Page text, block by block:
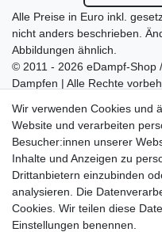
Alle Preise in Euro inkl.
nicht anders beschrieben.
Abbildungen ähnlich.
© 2011 - 2026 eDampf-Shop
Dampfen | Alle Rechte
mit vielen spannenden
Bitte entschuldigen Sie,
betrieblicher
Schreiben Sie uns gerne
und der
Wir rufen Sie
Wir verwenden Cookies und
Website und verarbeiten
Besucher:innen unserer
Inhalte und Anzeigen zu
Drittanbietern einzubinden
analysieren. Die
Cookies. Wir teilen diese
Einstellungen benennen.